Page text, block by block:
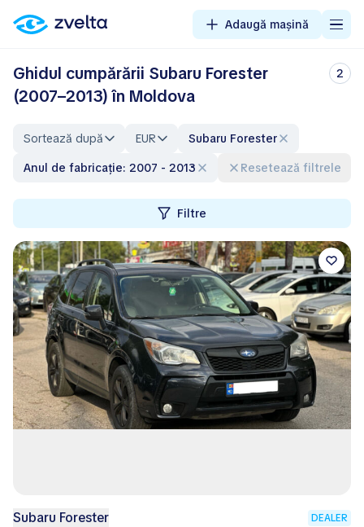
Adaugă mașină
Ghidul cumpărării Subaru Forester
(2007–2013) în Moldova
2
Sortează după EUR
Subaru Forester
Anul de fabricație: 2007 - 2013
Resetează filtrele
Filtre
Subaru Forester DEALER